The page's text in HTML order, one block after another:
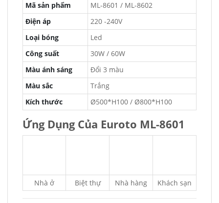
Mã sản phẩm
ML-8601 / ML-8602
Điện áp
220 -240V
Loại bóng
Led
Công suất
30W / 60W
Màu ánh sáng
Đổi 3 màu
Màu sắc
Trắng
Kích thước
Ø500*H100 / Ø800*H100
Ứng Dụng Của Euroto ML-8601
Nhà ở Biệt thự Nhà hàng Khách sạn